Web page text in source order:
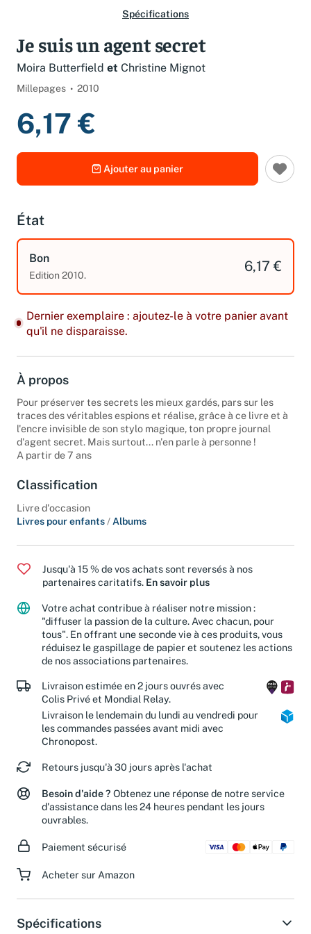
Spécifications
Je suis un agent secret
Moira Butterfield et Christine Mignot
Millepages 2010
6,17 €
Ajouter au panier
État
Bon
Edition 2010.
6,17 €
Dernier exemplaire : ajoutez-le à votre panier avant
qu'il ne disparaisse.
À propos
Pour préserver tes secrets les mieux gardés, pars sur les
traces des véritables espions et réalise, grâce à ce livre et à
l'encre invisible de son stylo magique, ton propre journal
d'agent secret. Mais surtout... n'en parle à personne !
A partir de 7 ans
Classification
Livre d'occasion
Livres pour enfants / Albums
Jusqu'à 15 % de vos achats sont reversés à nos
partenaires caritatifs. En savoir plus
Votre achat contribue à réaliser notre mission :
"diffuser la passion de la culture. Avec chacun, pour
tous". En offrant une seconde vie à ces produits, vous
réduisez le gaspillage de papier et soutenez les actions
de nos associations partenaires.
Livraison estimée en 2 jours ouvrés avec
Colis Privé et Mondial Relay.
Livraison le lendemain du lundi au vendredi pour
les commandes passées avant midi avec
Chronopost.
Retours jusqu'à 30 jours après l'achat
Besoin d'aide ? Obtenez une réponse de notre service
d'assistance dans les 24 heures pendant les jours
ouvrables.
Paiement sécurisé
Acheter sur Amazon
Spécifications